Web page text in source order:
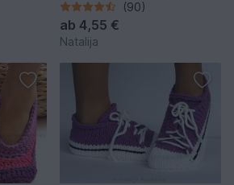
Häkelanleitung mit
Häkelschrift in Gr. 32 bis 52+
(90)
ab 4,55 €
Natalija